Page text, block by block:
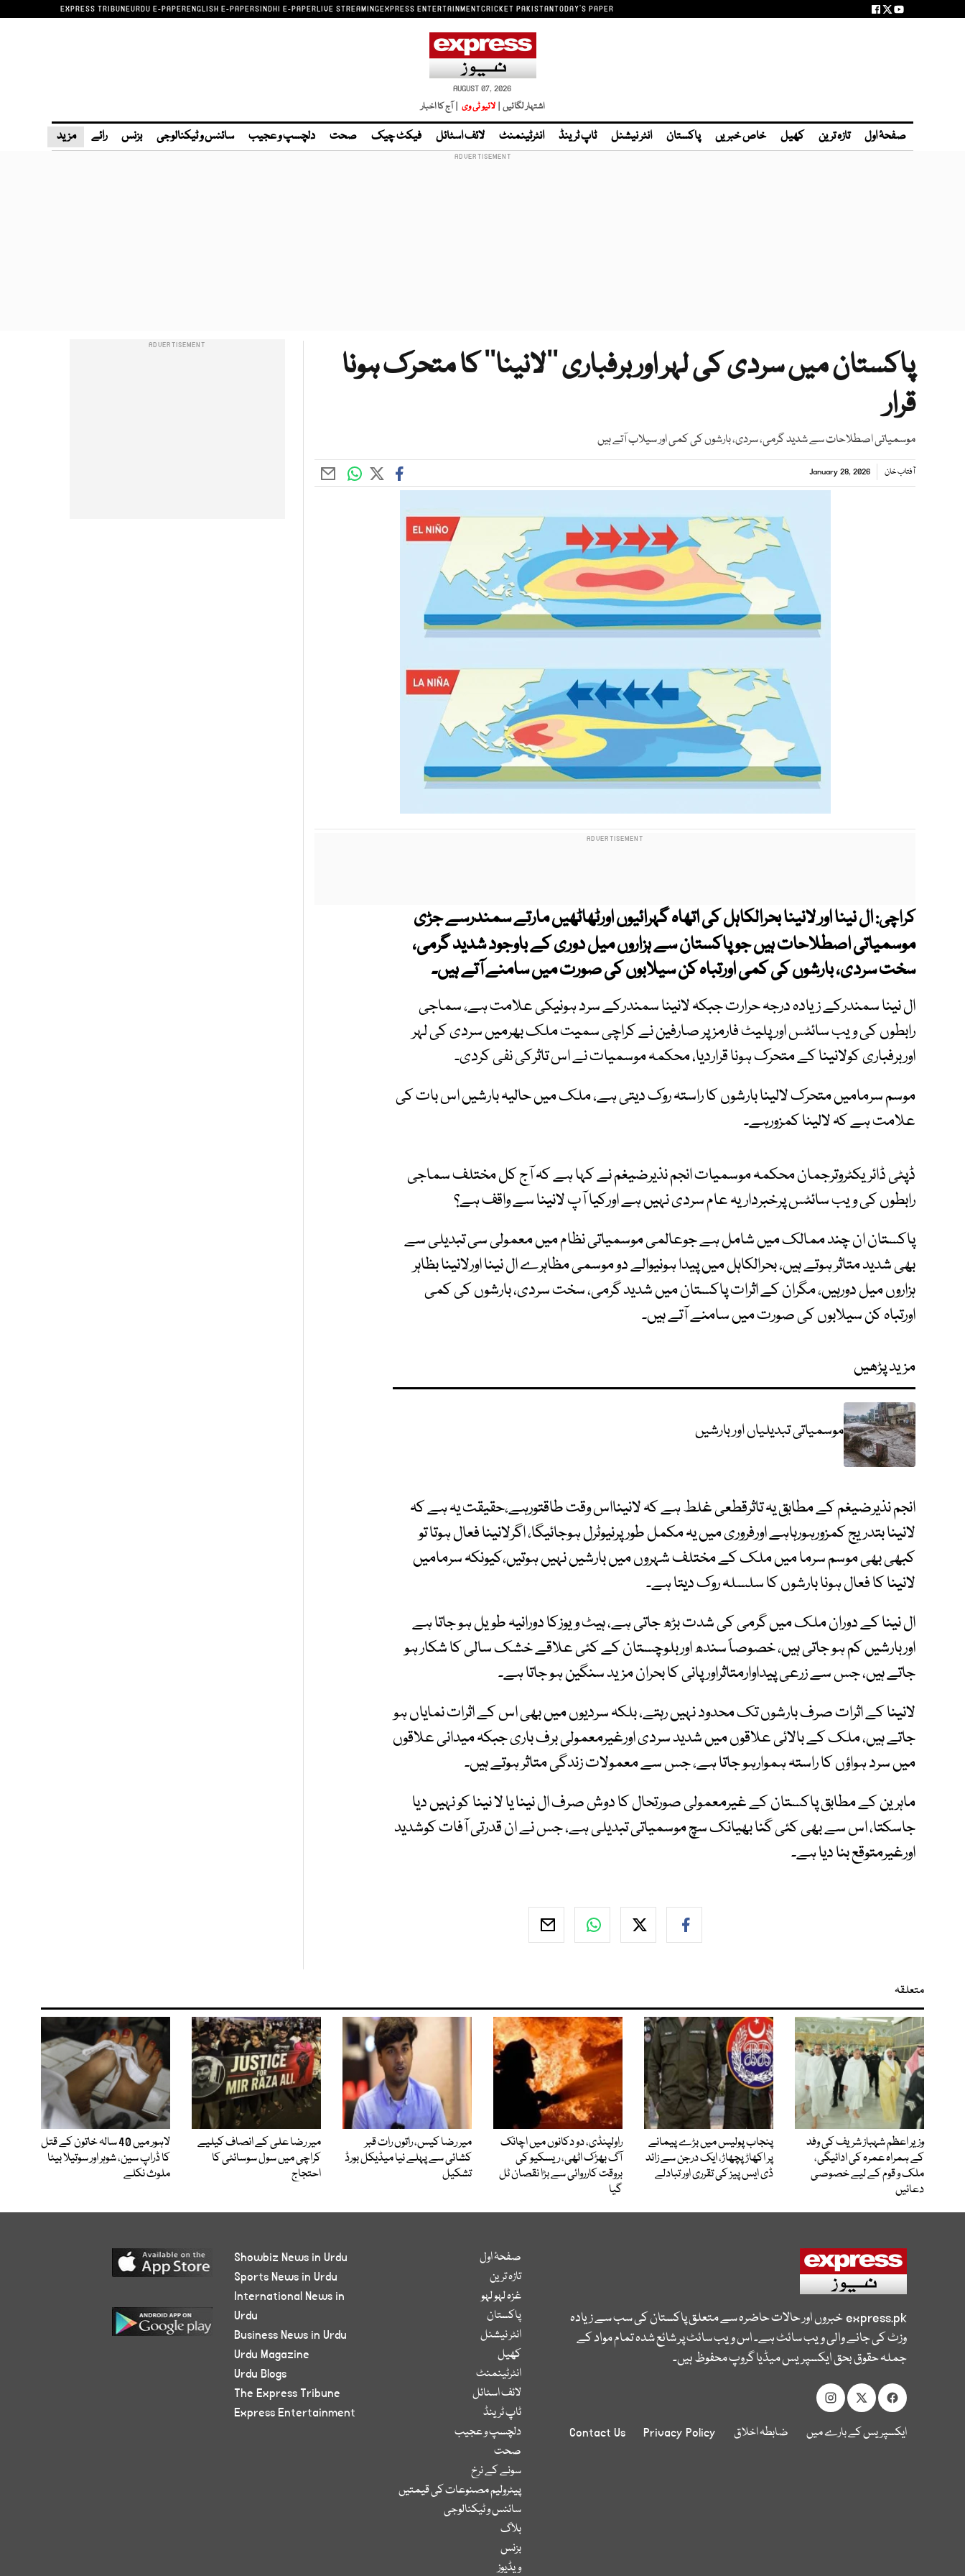
EXPRESS TRIBUNEURDU E-PAPERENGLISH E-PAPERSINDHI E-PAPERLIVE STREAMINGEXPRESS ENTERTAINMENTCRICKET PAKISTANTODAY'S PAPER
AUGUST 07, 2026
اشتہار لگائیں | لائیو ٹی وی | آج کا اخبار
صفحۂ اول تازہ ترین کھیل خاص خبریں پاکستان انٹر نیشنل ٹاپ ٹرینڈ انٹرٹینمنٹ لائف اسٹائل فیکٹ چیک صحت دلچسپ و عجیب سائنس و ٹیکنالوجی بزنس رائے مزید
پاکستان میں سردی کی لہر اوربرفباری ’’لانینا‘‘ کا متحرک ہونا
قرار
موسمیاتی اصطلاحات سے شدید گرمی، سردی، بارشوں کی کمی اور سیلاب آتے ہیں
آفتاب خان January 28, 2026
کراچی:ال نینا اور لانینا بحرالکاہل کی اتھاہ گہرائیوں اورٹھاٹھیں مارتے سمندرسے جڑی
موسمیاتی اصطلاحات ہیں جو پاکستان سے ہزاروں میل دوری کے باوجود شدید گرمی،
سخت سردی، بارشوں کی کمی اورتباہ کن سیلابوں کی صورت میں سامنے آتے ہیں۔
ال نینا سمندرکے زیادہ درجہ حرارت جبکہ لانینا سمندرکے سرد ہونیکی علامت ہے، سماجی
رابطوں کی ویب سائٹس اورپلیٹ فارمز پر صارفین نے کراچی سمیت ملک بھرمیں سردی کی لہر
اوربرفباری کولانینا کے متحرک ہونا قراردیا، محکمہ موسمیات نے اس تاثرکی نفی کردی۔
موسم سرمامیں متحرک لالینا بارشوں کا راستہ روک دیتی ہے، ملک میں حالیہ بارشیں اس بات کی
علامت ہے کہ لالینا کمزورہے۔
ڈپٹی ڈائریکٹروترجمان محکمہ موسمیات انجم نذیرضیغم نے کہا ہے کہ آج کل مختلف سماجی
رابطوں کی ویب سائٹس پرخبرداریہ عام سردی نہیں ہے اورکیا آپ لانینا سے واقف ہے؟
پاکستان ان چند ممالک میں شامل ہے جوعالمی موسمیاتی نظام میں معمولی سی تبدیلی سے
بھی شدید متاثر ہوتے ہیں، بحرالکاہل میں پیدا ہونیوالے دو موسمی مظاہرے ال نینا اورلانینا بظاہر
ہزاروں میل دورہیں، مگران کے اثرات پاکستان میں شدید گرمی، سخت سردی، بارشوں کی کمی
اورتباہ کن سیلابوں کی صورت میں سامنے آتے ہیں۔
مزید پڑھیں
موسمیاتی تبدیلیاں اور بارشیں
انجم نذیرضیغم کے مطابق یہ تاثرقطعی غلط ہے کہ لانینااس وقت طاقتورہے،حقیقت یہ ہے کہ
لانینا بتدریج کمزورہورہاہے اورفروری میں یہ مکمل طورپرنیوٹرل ہوجائیگا، اگرلانینا فعال ہوتا تو
کبھی بھی موسم سرما میں ملک کے مختلف شہروں میں بارشیں نہیں ہوتیں،کیونکہ سرمامیں
لانینا کا فعال ہونا بارشوں کا سلسلہ روک دیتا ہے۔
ال نینا کے دوران ملک میں گرمی کی شدت بڑھ جاتی ہے، ہیٹ ویوزکا دورانیہ طویل ہو جاتا ہے
اوربارشیں کم ہو جاتی ہیں، خصوصاً سندھ اوربلوچستان کے کئی علاقے خشک سالی کا شکار ہو
جاتے ہیں، جس سے زرعی پیداوارمتاثراورپانی کا بحران مزید سنگین ہو جاتا ہے۔
لانینا کے اثرات صرف بارشوں تک محدود نہیں رہتے، بلکہ سردیوں میں بھی اس کے اثرات نمایاں ہو
جاتے ہیں، ملک کے بالائی علاقوں میں شدید سردی اورغیرمعمولی برف باری جبکہ میدانی علاقوں
میں سرد ہواؤں کا راستہ ہموارہو جاتا ہے، جس سے معمولات زندگی متاثر ہوتے ہیں۔
ماہرین کے مطابق پاکستان کے غیرمعمولی صورتحال کا دوش صرف ال نینا یا لا نینا کو نہیں دیا
جاسکتا، اس سے بھی کئی گنا بھیانک سچ موسمیاتی تبدیلی ہے، جس نے ان قدرتی آفات کوشدید
اورغیرمتوقع بنا دیا ہے۔
متعلقہ
وزیر اعظم شہباز شریف کی وفد
کے ہمراہ عمرہ کی ادائیگی،
ملک و قوم کے لیے خصوصی
دعائیں
پنجاب پولیس میں بڑے پیمانے
پر اکھاڑ پچھاڑ، ایک درجن سے زائد
ڈی ایس پیز کی تقرری اور تبادلے
راولپنڈی، دو دکانوں میں اچانک
آگ بھڑک اٹھی، ریسکیو کی
بروقت کارروائی سے بڑا نقصان ٹل
گیا
میر رضا کیس، راتوں رات قبر
کشائی سے پہلے نیا میڈیکل بورڈ
تشکیل
میر رضا علی کے انصاف کیلیے
کراچی میں سول سوسائٹی کا
احتجاج
لاہور میں 40 سالہ خاتون کے قتل
کا ڈراپ سین، شوہر اور سوتیلا بیٹا
ملوث نکلے
express.pkخبروں اور حالات حاضرہ سے متعلق پاکستان کی سب سے زیادہ
وزٹ کی جانے والی ویب سائٹ ہے۔ اس ویب سائٹ پر شائع شدہ تمام مواد کے
جملہ حقوق بحق ایکسپریس میڈیا گروپ محفوظ ہیں۔
ایکسپریس کے بارے میں ضابطہ اخلاق Privacy Policy
Contact Us
صفحۂ اول
تازہ ترین
غزہ لہو لہو
پاکستان
انٹر نیشنل
کھیل
انٹرٹینمنٹ
لائف اسٹائل
ٹاپ ٹرینڈ
دلچسپ و عجیب
صحت
سونے کے نرخ
پیٹرولیم مصنوعات کی قیمتیں
سائنس و ٹیکنالوجی
بلاگ
بزنس
ویڈیوز
Showbiz News in Urdu
Sports News in Urdu
International News in
Urdu
Business News in Urdu
Urdu Magazine
Urdu Blogs
The Express Tribune
Express Entertainment